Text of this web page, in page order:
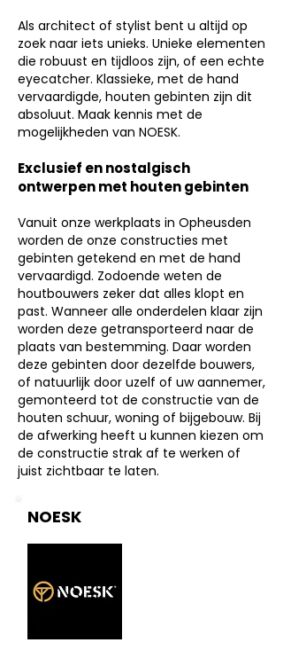
Als architect of stylist bent u altijd op
zoek naar iets unieks. Unieke elementen
die robuust en tijdloos zijn, of een echte
eyecatcher. Klassieke, met de hand
vervaardigde, houten gebinten zijn dit
absoluut. Maak kennis met de
mogelijkheden van NOESK.
Exclusief en nostalgisch
ontwerpen met houten gebinten
Vanuit onze werkplaats in Opheusden
worden de onze constructies met
gebinten getekend en met de hand
vervaardigd. Zodoende weten de
houtbouwers zeker dat alles klopt en
past. Wanneer alle onderdelen klaar zijn
worden deze getransporteerd naar de
plaats van bestemming. Daar worden
deze gebinten door dezelfde bouwers,
of natuurlijk door uzelf of uw aannemer,
gemonteerd tot de constructie van de
houten schuur, woning of bijgebouw. Bij
de afwerking heeft u kunnen kiezen om
de constructie strak af te werken of
juist zichtbaar te laten.
NOESK